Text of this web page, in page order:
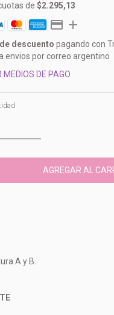
de $2.295,13
descuento pagando con
envios por correo argentino
MEDIOS DE PAGO
A y B.